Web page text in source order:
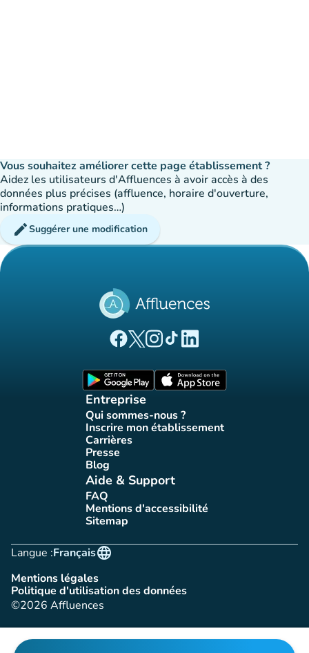
Vous souhaitez améliorer cette page établissement ?
Aidez les utilisateurs d'Affluences à avoir accès à des
données plus précises (affluence, horaire d'ouverture,
informations pratiques…)
editSuggérer une modification
(nouvel onglet)
(nouvel onglet)
(nouvel onglet)
(nouvel onglet)
(nouvel onglet)
Entreprise
Qui sommes-nous ?
(nouvel onglet)
Inscrire mon établissement
(nouvel onglet)
Carrières(nouvel onglet)
Presse(nouvel onglet)
Blog(nouvel onglet)
Aide & Support
FAQ(nouvel onglet)
Mentions d'accessibilité
(nouvel onglet)
Sitemap(nouvel onglet)
Langue :
language
Français
Mentions légales
(nouvel onglet)
Politique d'utilisation des données
(nouvel onglet)
©2026 Affluences